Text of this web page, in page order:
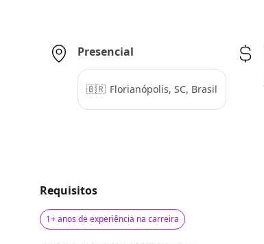
Presencial
🇧🇷 Florianópolis, SC, Brasil
Requisitos
1+ anos de experiência na carreira